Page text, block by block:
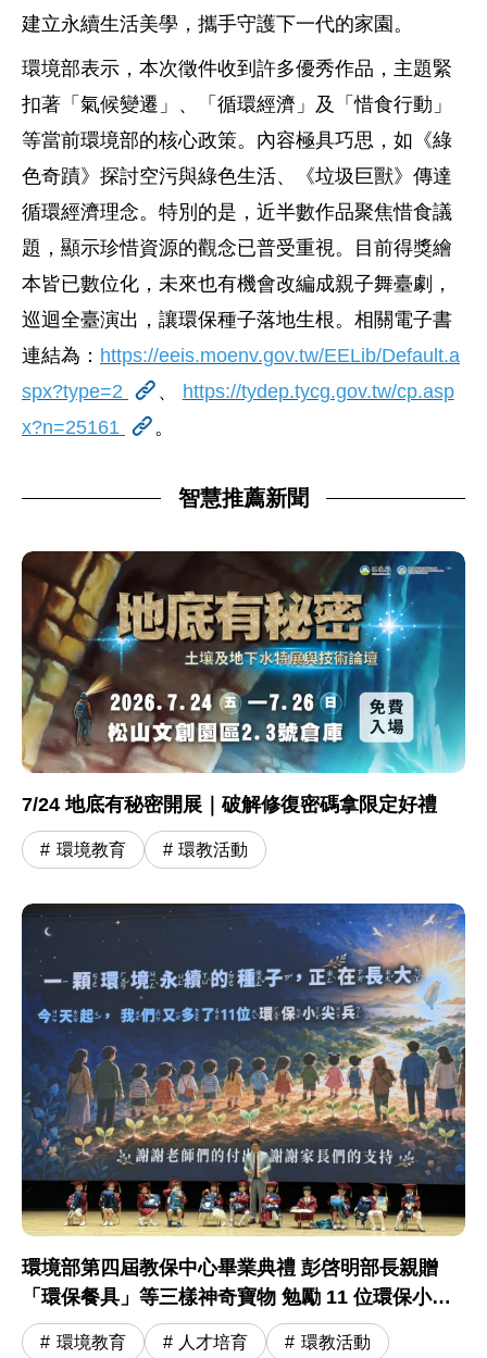
建立永續生活美學，攜手守護下一代的家園。
環境部表示，本次徵件收到許多優秀作品，主題緊
扣著「氣候變遷」、「循環經濟」及「惜食行動」
等當前環境部的核心政策。內容極具巧思，如《綠
色奇蹟》探討空污與綠色生活、《垃圾巨獸》傳達
循環經濟理念。特別的是，近半數作品聚焦惜食議
題，顯示珍惜資源的觀念已普受重視。目前得獎繪
本皆已數位化，未來也有機會改編成親子舞臺劇，
巡迴全臺演出，讓環保種子落地生根。相關電子書
連結為： https://eeis.moenv.gov.tw/EELib/Default.a
spx?type=2
、 https://tydep.tycg.gov.tw/cp.asp
x?n=25161
。
智慧推薦新聞
7/24 地底有秘密開展｜破解修復密碼拿限定好禮
環境教育 環教活動
環境部第四屆教保中心畢業典禮 彭啓明部長親贈
「環保餐具」等三樣神奇寶物 勉勵 11 位環保小尖
兵開啟小學冒險旅程
環境教育 人才培育 環教活動